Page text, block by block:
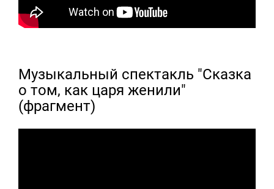
Музыкальный спектакль "Сказка
о том, как царя женили"
(фрагмент)